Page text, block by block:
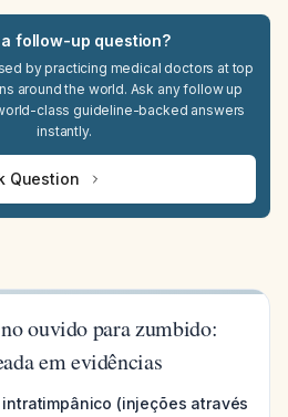
a follow-up question?
by practicing medical doctors at top
around the world. Ask any follow up
class guideline-backed answers
instantly.
Question
ouvido para zumbido:
em evidências
(injeções através